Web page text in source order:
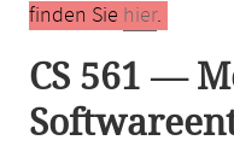
finden Sie hier.
CS 561 —